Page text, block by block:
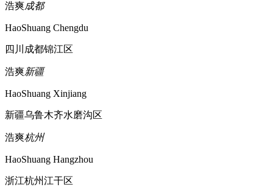
浩爽成都
HaoShuang Chengdu
四川成都锦江区
浩爽新疆
HaoShuang Xinjiang
新疆乌鲁木齐水磨沟区
浩爽杭州
HaoShuang Hangzhou
浙江杭州江干区